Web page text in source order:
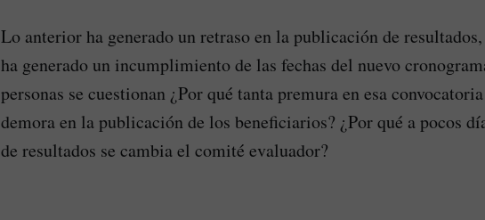
Lo anterior ha generado un retraso en la publicación de
ha generado un incumplimiento de las fechas del nuevo
personas se cuestionan ¿Por qué tanta premura en esa
demora en la publicación de los beneficiarios? ¿Por qué a pocos
de resultados se cambia el comité evaluador?